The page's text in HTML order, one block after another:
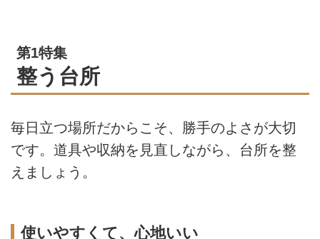
第1特集
整う台所
毎日立つ場所だからこそ、勝手のよさが大切
です。道具や収納を見直しながら、台所を整
えましょう。
使いやすくて、心地いい